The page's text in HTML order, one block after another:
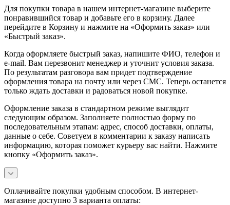
Для покупки товара в нашем интернет-магазине выберите
понравившийся товар и добавьте его в корзину. Далее
перейдите в Корзину и нажмите на «Оформить заказ» или
«Быстрый заказ».
Когда оформляете быстрый заказ, напишите ФИО, телефон и
e-mail. Вам перезвонит менеджер и уточнит условия заказа.
По результатам разговора вам придет подтверждение
оформления товара на почту или через СМС. Теперь останется
только ждать доставки и радоваться новой покупке.
Оформление заказа в стандартном режиме выглядит
следующим образом. Заполняете полностью форму по
последовательным этапам: адрес, способ доставки, оплаты,
данные о себе. Советуем в комментарии к заказу написать
информацию, которая поможет курьеру вас найти. Нажмите
кнопку «Оформить заказ».
Оплачивайте покупки удобным способом. В интернет-
магазине доступно 3 варианта оплаты: